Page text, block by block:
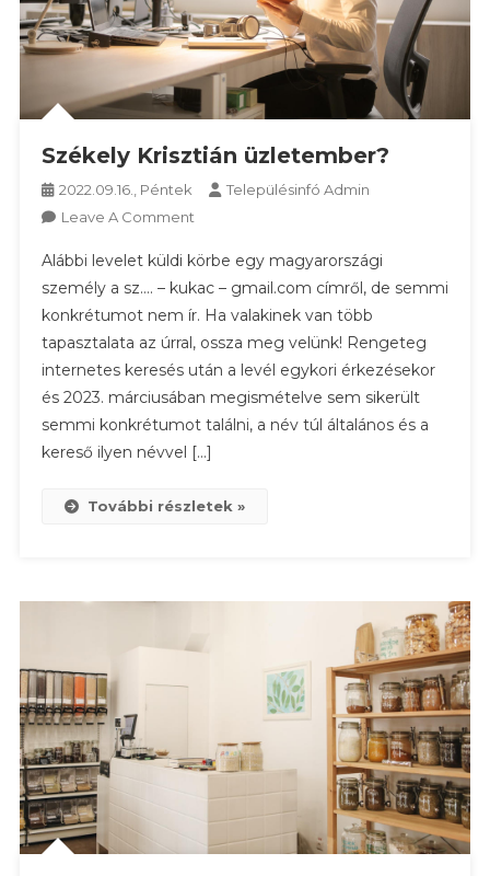
Székely Krisztián üzletember?
2022.09.16., Péntek
Településinfó Admin
Leave A CommentOn
Krisztián
Üzletember?
Alábbi levelet küldi körbe egy magyarországi
személy a sz…. – kukac – gmail.com címről, de semmi
konkrétumot nem ír. Ha valakinek van több
tapasztalata az úrral, ossza meg velünk! Rengeteg
internetes keresés után a levél egykori érkezésekor
és 2023. márciusában megismételve sem sikerült
semmi konkrétumot találni, a név túl általános és a
kereső ilyen névvel […]
További részletek »